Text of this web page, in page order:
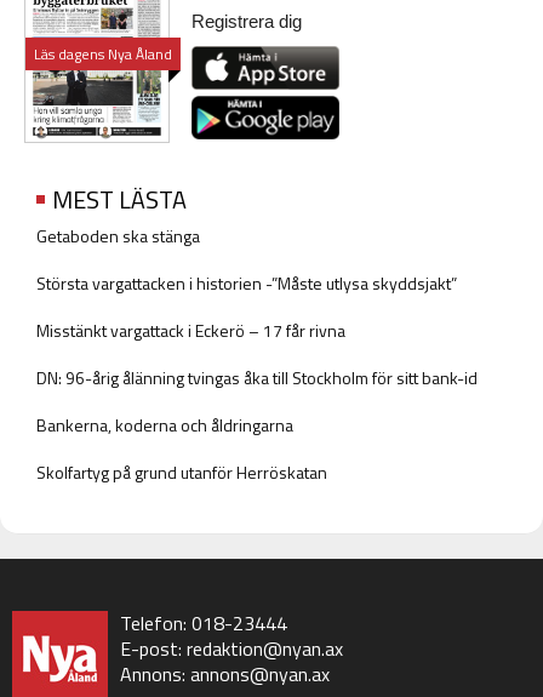
Läs dagens Nya Åland
Registrera dig
MEST LÄSTA
Getaboden ska stänga
Största vargattacken i historien -”Måste utlysa skyddsjakt”
Misstänkt vargattack i Eckerö – 17 får rivna
DN: 96-årig ålänning tvingas åka till Stockholm för sitt bank-id
Bankerna, koderna och åldringarna
Skolfartyg på grund utanför Herröskatan
Telefon: 018-23444
E-post: redaktion@nyan.ax
Annons: annons@nyan.ax